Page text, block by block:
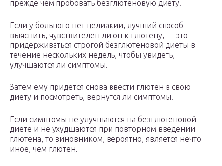
прежде чем пробовать безглютеновую диету.
Если у больного нет целиакии, лучший способ
выяснить, чувствителен ли он к глютену, — это
придерживаться строгой безглютеновой диеты в
течение нескольких недель, чтобы увидеть,
улучшаются ли симптомы.
Затем ему придется снова ввести глютен в свою
диету и посмотреть, вернутся ли симптомы.
Если симптомы не улучшаются на безглютеновой
диете и не ухудшаются при повторном введении
глютена, то виновником, вероятно, является нечто
иное, чем глютен.